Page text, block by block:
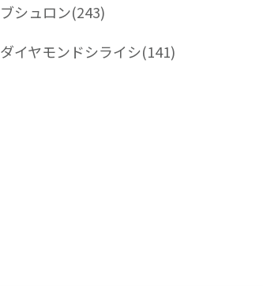
ブシュロン(243)
ダイヤモンドシライシ(141)